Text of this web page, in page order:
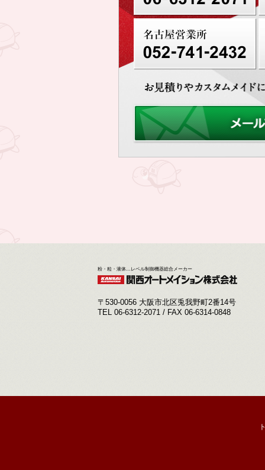
粉・粒・液体…レベル制御機器総合メーカー
〒530-0056 大阪市北区兎我野町2番14号
TEL 06-6312-2071 / FAX 06-6314-0848